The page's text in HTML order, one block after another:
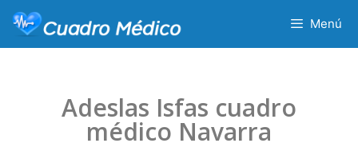
Menú
Adeslas Isfas cuadro
médico Navarra